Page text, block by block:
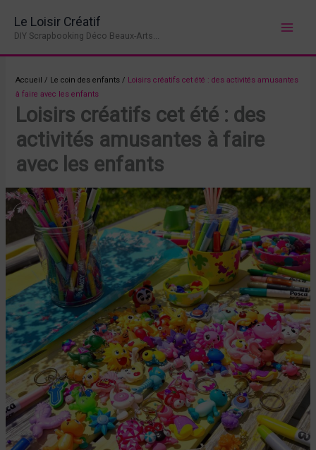
contenu
Le Loisir Créatif
DIY Scrapbooking Déco Beaux-Arts...
Accueil / Le coin des enfants / Loisirs créatifs cet été : des activités amusantes
à faire avec les enfants
Loisirs créatifs cet été : des
activités amusantes à faire
avec les enfants